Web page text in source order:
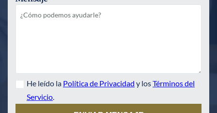
He leído la Política de Privacidad y losTérminos del
Servicio.